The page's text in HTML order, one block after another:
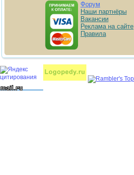
Форум
Наши партнёры
Вакансии
Реклама на сайте
Правила